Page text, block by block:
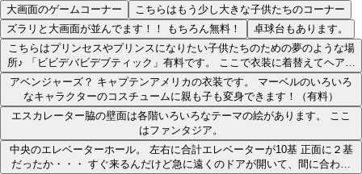
大画面のゲームコーナー
こちらはもう少し大きな子供たちのコーナー
ズラリと大画面が並んでます！！ もちろん無料！
卓球台もあります。
こちらはプリンセスやプリンスになりたい子供たちのための夢のような場
所♪ 「ビビデバビデブティック」有料です。 ここで衣装に着替えてヘア…
アベンジャーズ？ キャプテンアメリカの衣装です。 マーベルのいろいろ
なキャラクターのコスチュームに親も子も変身できます！（有料）
エスカレーター脇の壁面は各階いろいろなテーマの絵があります。 ここ
はファンタジア。
中央のエレベーターホール。 左右に合計エレベーターが10基 正面に２基
だったか・・・ すぐ来るんだけど急に遠くのドアが開いて、間に合わ…